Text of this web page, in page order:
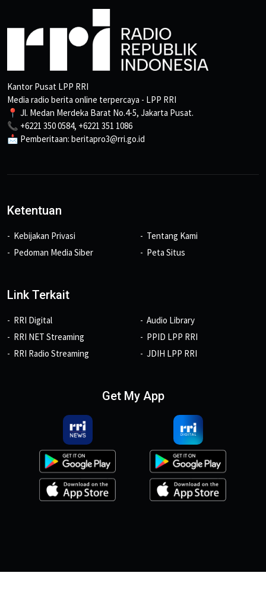
Kantor Pusat LPP RRI
Media radio berita online terpercaya - LPP RRI
📍 Jl. Medan Merdeka Barat No.4-5, Jakarta Pusat.
📞 +6221 350 0584, +6221 351 1086
📩 Pemberitaan: beritapro3@rri.go.id
Ketentuan
Kebijakan Privasi
Pedoman Media Siber
Tentang Kami
Peta Situs
Link Terkait
RRI Digital
RRI NET Streaming
RRI Radio Streaming
Audio Library
PPID LPP RRI
JDIH LPP RRI
Get My App